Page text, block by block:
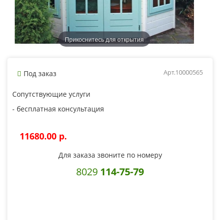
Прикоснитесь для открытия
Под заказ Арт.10000565
Сопутствующие услуги
- бесплатная консультация
11680.00 p.
Для заказа звоните по номеру
8029 114-75-79